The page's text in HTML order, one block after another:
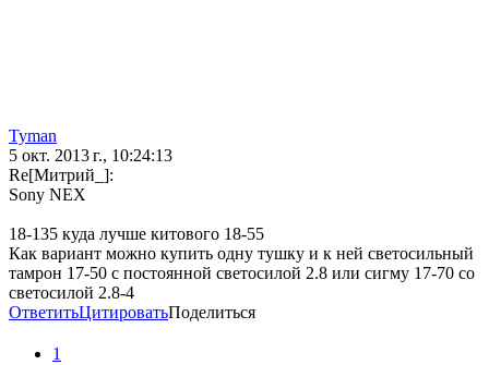
Tyman
5 окт. 2013 г., 10:24:13
Re[Митрий_]:
Sony NEX
18-135 куда лучше китового 18-55
Как вариант можно купить одну тушку и к ней светосильный
тамрон 17-50 с постоянной светосилой 2.8 или сигму 17-70 со
светосилой 2.8-4
ОтветитьЦитироватьПоделиться
1